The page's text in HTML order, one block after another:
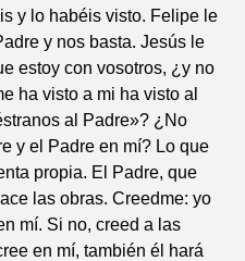
y lo habéis visto. Felipe le
y nos basta. Jesús le
estoy con vosotros, ¿y no
ha visto a mi ha visto al
al Padre»? ¿No
y el Padre en mí? Lo que
propia. El Padre, que
las obras. Creedme: yo
mí. Si no, creed a las
en mí, también él hará